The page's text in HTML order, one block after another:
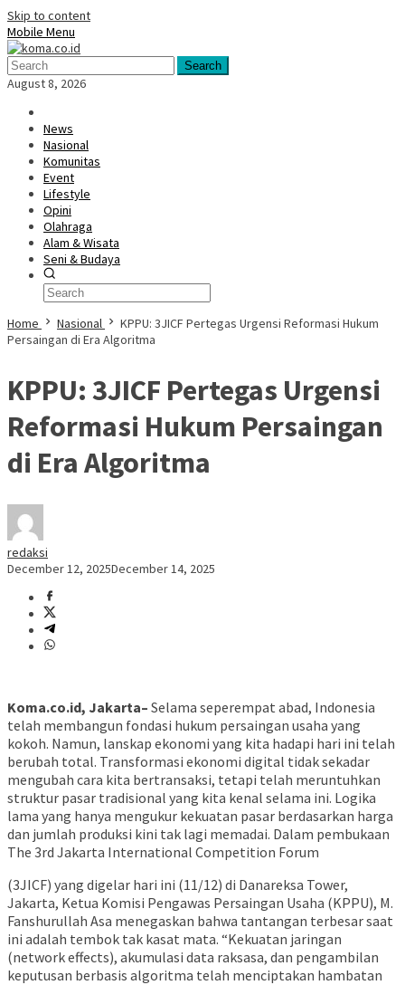
Skip to content
Mobile Menu
Search
August 8, 2026
News
Nasional
Komunitas
Event
Lifestyle
Opini
Olahraga
Alam & Wisata
Seni & Budaya
Home Nasional
KPPU: 3JICF Pertegas Urgensi Reformasi Hukum
Persaingan di Era Algoritma
KPPU: 3JICF Pertegas Urgensi
Reformasi Hukum Persaingan
di Era Algoritma
redaksi
December 12, 2025December 14, 2025
Koma.co.id, Jakarta– Selama seperempat abad, Indonesia
telah membangun fondasi hukum persaingan usaha yang
kokoh. Namun, lanskap ekonomi yang kita hadapi hari ini telah
berubah total. Transformasi ekonomi digital tidak sekadar
mengubah cara kita bertransaksi, tetapi telah meruntuhkan
struktur pasar tradisional yang kita kenal selama ini. Logika
lama yang hanya mengukur kekuatan pasar berdasarkan harga
dan jumlah produksi kini tak lagi memadai. Dalam pembukaan
The 3rd Jakarta International Competition Forum
(3JICF) yang digelar hari ini (11/12) di Danareksa Tower,
Jakarta, Ketua Komisi Pengawas Persaingan Usaha (KPPU), M.
Fanshurullah Asa menegaskan bahwa tantangan terbesar saat
ini adalah tembok tak kasat mata. “Kekuatan jaringan
(network effects), akumulasi data raksasa, dan pengambilan
keputusan berbasis algoritma telah menciptakan hambatan